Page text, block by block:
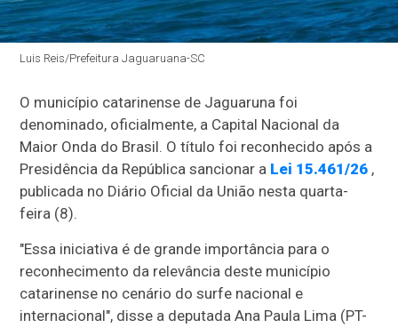
Luis Reis/Prefeitura Jaguaruana-SC
O município catarinense de Jaguaruna foi
denominado, oficialmente, a Capital Nacional da
Maior Onda do Brasil. O título foi reconhecido após a
Presidência da República sancionar a Lei 15.461/26 ,
publicada no Diário Oficial da União nesta quarta-
feira (8).
"Essa iniciativa é de grande importância para o
reconhecimento da relevância deste município
catarinense no cenário do surfe nacional e
internacional", disse a deputada Ana Paula Lima (PT-